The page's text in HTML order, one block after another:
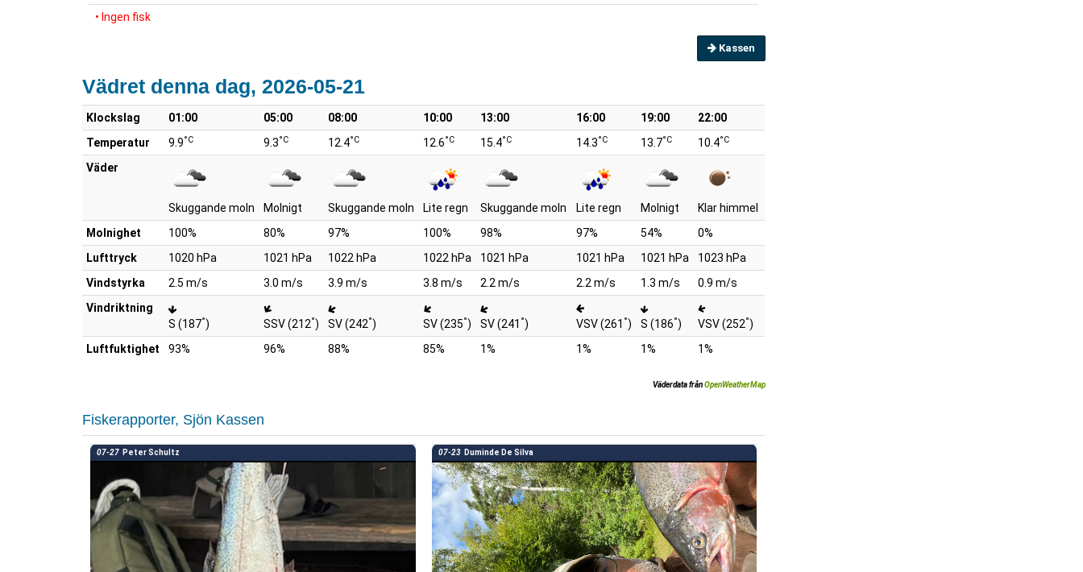
• Ingen fisk
Kassen
Vädret denna dag, 2026-05-21
Klockslag 01:00 05:00 08:00 10:00 13:00 16:00 19:00
22:00
Temperatur
9.9°C 9.3°C 12.4°C 12.6°C 15.4°C 14.3°C 13.7°C 10.4°C
Väder
Skuggande moln Molnigt Skuggande moln Lite regn Skuggande moln Lite regn Molnigt
Klar himmel
Molnighet
100% 80% 97% 100% 98% 97% 54%
0%
Lufttryck
1020 hPa 1021 hPa 1022 hPa 1022 hPa 1021 hPa 1021 hPa 1021 hPa
1023 hPa
Vindstyrka
2.5 m/s 3.0 m/s 3.9 m/s 3.8 m/s 2.2 m/s 2.2 m/s 1.3 m/s
0.9 m/s
Vindriktning
S (187°) SSV (212°) SV (242°) SV (235°) SV (241 °) VSV (261 °) S (186°) VSV (252°)
Luftfuktighet
93% 96% 88% 85% 1% 1% 1% 1%
Väderdata frånOpenWeatherMap
Fiskerapporter, Sjön Kassen
07-27 Peter Schultz 07-23 Duminde De Silva